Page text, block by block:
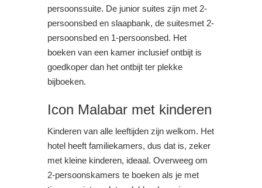
persoonssuite. De junior suites zijn met 2-
persoonsbed en slaapbank, de suitesmet 2-
persoonsbed en 1-persoonsbed. Het
boeken van een kamer inclusief ontbijt is
goedkoper dan het ontbijt ter plekke
bijboeken.
Icon Malabar met kinderen
Kinderen van alle leeftijden zijn welkom. Het
hotel heeft familiekamers, dus dat is, zeker
met kleine kinderen, ideaal. Overweeg om
2-persoonskamers te boeken als je met